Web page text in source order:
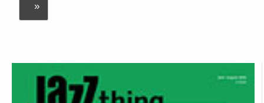
»